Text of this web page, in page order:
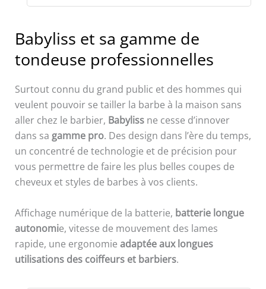
Babyliss et sa gamme de
tondeuse professionnelles
Surtout connu du grand public et des hommes qui
veulent pouvoir se tailler la barbe à la maison sans
aller chez le barbier, Babyliss ne cesse d’innover
dans sa gamme pro. Des design dans l’ère du temps,
un concentré de technologie et de précision pour
vous permettre de faire les plus belles coupes de
cheveux et styles de barbes à vos clients.
Affichage numérique de la batterie, batterie longue
autonomie, vitesse de mouvement des lames
rapide, une ergonomie adaptée aux longues
utilisations des coiffeurs et barbiers.